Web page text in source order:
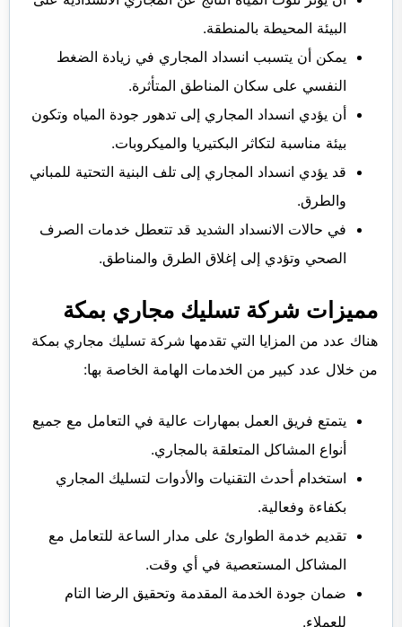
البيئة المحيطة بالمنطقة.
يمكن أن يتسبب انسداد المجاري في زيادة الضغط
النفسي على سكان المناطق المتأثرة.
أن يؤدي انسداد المجاري إلى تدهور جودة المياه وتكون
بيئة مناسبة لتكاثر البكتيريا والميكروبات.
قد يؤدي انسداد المجاري إلى تلف البنية التحتية للمباني
والطرق.
في حالات الانسداد الشديد قد تتعطل خدمات الصرف
الصحي وتؤدي إلى إغلاق الطرق والمناطق.
مميزات شركة تسليك مجاري بمكة
هناك عدد من المزايا التي تقدمها شركة تسليك مجاري بمكة
من خلال عدد كبير من الخدمات الهامة الخاصة بها:
يتمتع فريق العمل بمهارات عالية في التعامل مع جميع
أنواع المشاكل المتعلقة بالمجاري.
استخدام أحدث التقنيات والأدوات لتسليك المجاري
بكفاءة وفعالية.
تقديم خدمة الطوارئ على مدار الساعة للتعامل مع
المشاكل المستعصية في أي وقت.
ضمان جودة الخدمة المقدمة وتحقيق الرضا التام
للعملاء.